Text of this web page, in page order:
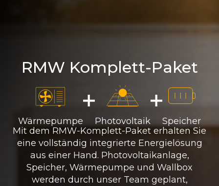
RMW Komplett-Paket
Wärmepumpe Photovoltaik
Speicher
Mit dem RMW-Komplett-Paket erhalten Sie
eine vollständig integrierte Energielösung
aus einer Hand. Photovoltaikanlage,
Speicher, Wärmepumpe und Wallbox
werden durch unser Team geplant,